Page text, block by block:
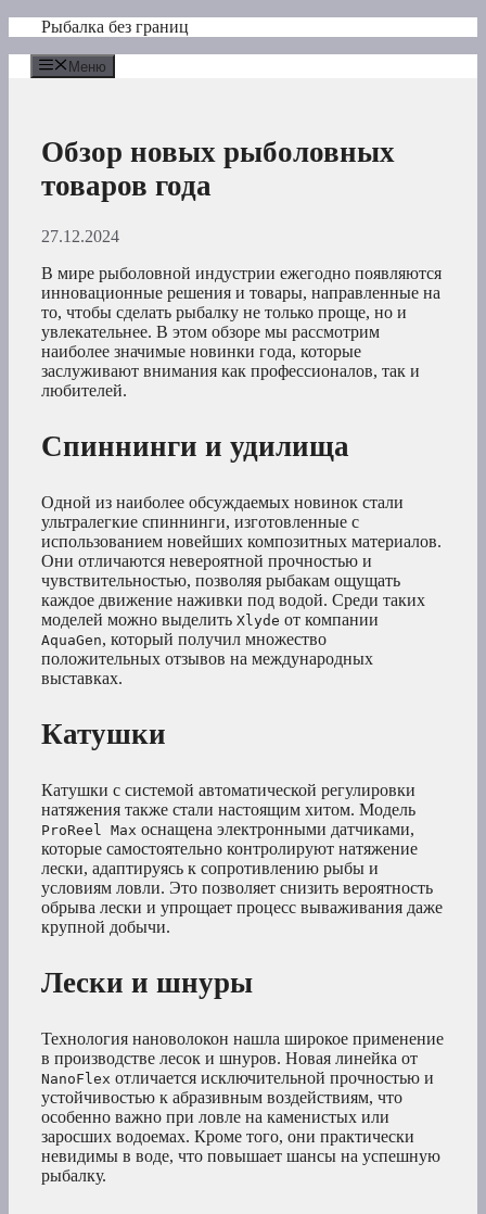
Перейти
содержимому
Рыбалка без границ
Меню
Обзор новых рыболовных
товаров года
27.12.2024
В мире рыболовной индустрии ежегодно появляются
инновационные решения и товары, направленные на
то, чтобы сделать рыбалку не только проще, но и
увлекательнее. В этом обзоре мы рассмотрим
наиболее значимые новинки года, которые
заслуживают внимания как профессионалов, так и
любителей.
Спиннинги и удилища
Одной из наиболее обсуждаемых новинок стали
ультралегкие спиннинги, изготовленные с
использованием новейших композитных материалов.
Они отличаются невероятной прочностью и
чувствительностью, позволяя рыбакам ощущать
каждое движение наживки под водой. Среди таких
моделей можно выделить Xlyde от компании
AquaGen, который получил множество
положительных отзывов на международных
выставках.
Катушки
Катушки с системой автоматической регулировки
натяжения также стали настоящим хитом. Модель
ProReel Max оснащена электронными датчиками,
которые самостоятельно контролируют натяжение
лески, адаптируясь к сопротивлению рыбы и
условиям ловли. Это позволяет снизить вероятность
обрыва лески и упрощает процесс вываживания даже
крупной добычи.
Лески и шнуры
Технология нановолокон нашла широкое применение
в производстве лесок и шнуров. Новая линейка от
NanoFlex отличается исключительной прочностью и
устойчивостью к абразивным воздействиям, что
особенно важно при ловле на каменистых или
заросших водоемах. Кроме того, они практически
невидимы в воде, что повышает шансы на успешную
рыбалку.